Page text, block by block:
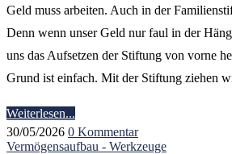
Geld muss arbeiten. Auch in der
Denn wenn unser Geld nur faul in der
uns das Aufsetzen der Stiftung von vorne
Grund ist einfach. Mit der Stiftung ziehen
Weiterlesen...
30/05/2026 0 Kommentar
Vermögensaufbau - Werkzeuge